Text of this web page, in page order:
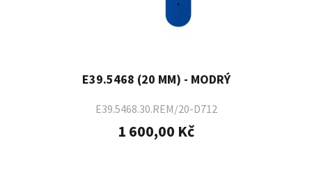
E39.5468 (20 MM) - MODRÝ
E39.5468.30.REM/20-D712
1 600,00 Kč